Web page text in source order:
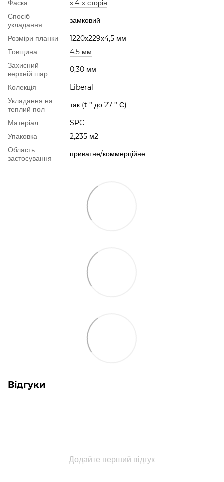
Фаска
з 4-х сторін
Спосіб
укладання
замковий
Розміри планки
1220х229х4,5 мм
Товщина
4,5 мм
Захисний
верхній шар
0,30 мм
Колекція
Liberal
Укладання на
теплий пол
так (t ° до 27 ° С)
Матеріал
SPC
Упаковка
2,235 м2
Область
застосування
приватне/коммерційне
Відгуки
Додайте перший відгук